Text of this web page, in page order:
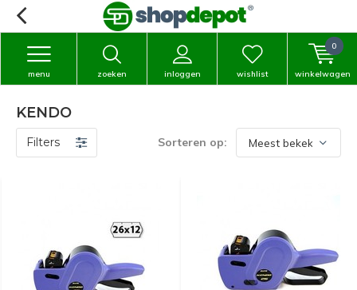
zoeken inloggen
menu wishlist winkelwagen
0
KENDO
Filters Sorteren op: